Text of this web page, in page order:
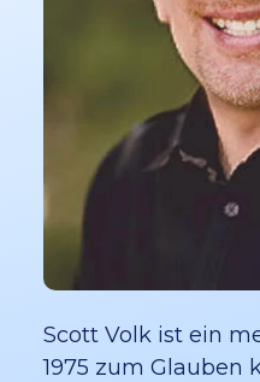
Scott Volk ist ein
1975 zum Glauben